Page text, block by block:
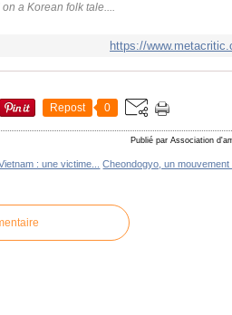
a Korean folk tale....
https://
Repost 0
Publié par Association
: une victime... Cheondogyo, un mouvement